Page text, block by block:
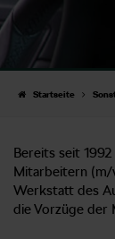
Startseite
Bereits seit
Mitarbeitern (m/
Werkstatt des
die Vorzüge der